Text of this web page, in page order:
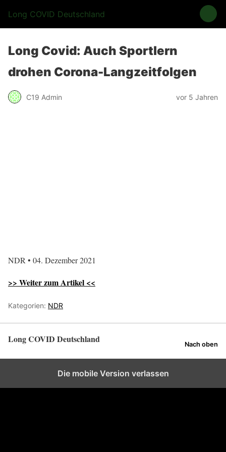
Long COVID Deutschland
Long Covid: Auch Sportlern
drohen Corona-Langzeitfolgen
C19 Admin vor 5 Jahren
NDR • 04. Dezember 2021
>> Weiter zum Artikel <<
Kategorien: NDR
Long COVID Deutschland Nach oben
Die mobile Version verlassen